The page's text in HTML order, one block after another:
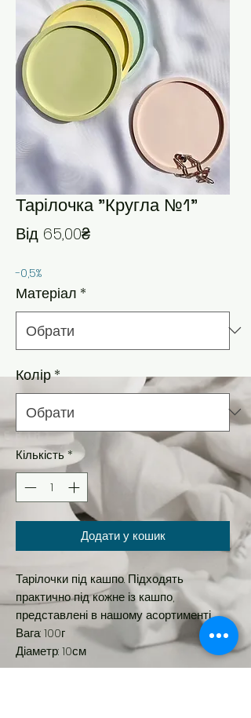
Тарілочка "Кругла №1"
Від 65,00₴За розпродажем
-0,5%
Матеріал *
Колір*
Кількість*
Додати у кошик
Тарілочки під кашпо. Підходять
практично під кожне із кашпо,
представлені в нашому асортименті.
Вага: 100г
Діаметр: 10см